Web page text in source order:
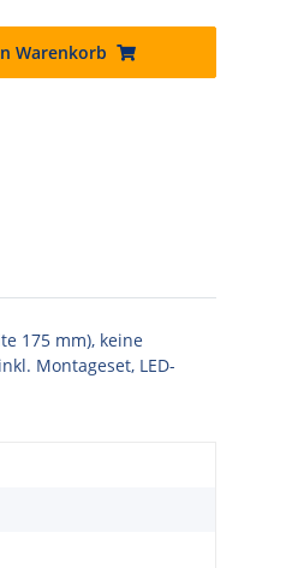
Warenkorb
175 mm), keine
Montageset, LED-